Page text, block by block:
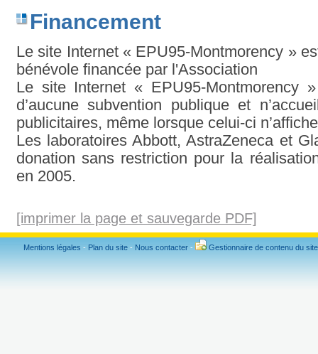
Financement
Le site Internet « EPU95-Montmorency »
bénévole financée par l'Association
Le site Internet « EPU95-Montmorency
d’aucune subvention publique et
publicitaires, même lorsque celui-ci
Les laboratoires Abbott, AstraZeneca et
donation sans restriction pour la
en 2005.
[imprimer la page et sauvegarde PDF]
Mentions légales - Plan du site - Nous contacter - Gestionnaire de contenu du site